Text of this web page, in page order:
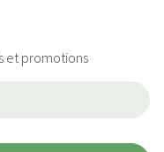
et promotions